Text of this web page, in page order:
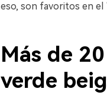
eso, son favoritos en el
Más de
verde